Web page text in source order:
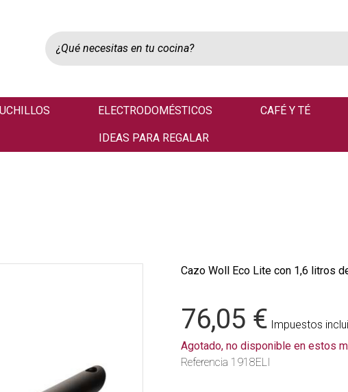
ELECTRODOMÉSTICOS CAFÉ Y TÉ
IDEAS PARA REGALAR
Cazo Woll Eco Lite con 1,6 litros
76,05 € Impuestos
Agotado, no disponible en estos
Referencia 1918ELI